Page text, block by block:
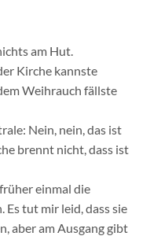
am Hut.
Kirche kannste
Weihrauch fällste
Nein, nein, das ist
brennt nicht, dass ist
einmal die
tut mir leid, dass sie
aber am Ausgang gibt